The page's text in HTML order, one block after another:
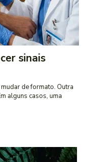
sinais
de formato. Outra
alguns casos, uma